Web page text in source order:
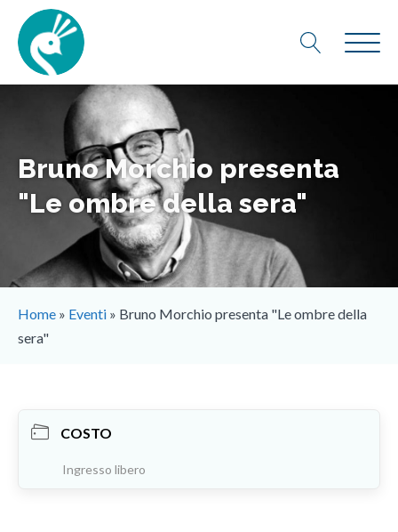
Bruno Morchio presenta
"Le ombre della sera"
Home » Eventi » Bruno Morchio presenta "Le ombre della
sera"
COSTO
Ingresso libero